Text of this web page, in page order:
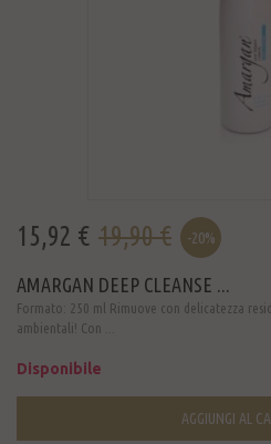
15,92 € 19,90 € -20%
AMARGAN DEEP CLEANSE ...
Formato: 250 ml Rimuove con delicatezza
ambientali! Con ...
Disponibile
AGGIUNGI AL